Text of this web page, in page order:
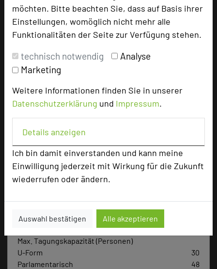
möchten. Bitte beachten Sie, dass auf Basis ihrer
Einstellungen, womöglich nicht mehr alle
Funktionalitäten der Seite zur Verfügung stehen.
technisch notwendig
Analyse
Marketing
Weitere Informationen finden Sie in unserer
Datenschutzerklärung und Impressum.
Details anzeigen
Ich bin damit einverstanden und kann meine
Einwilligung jederzeit mit Wirkung für die Zukunft
wiederrufen oder ändern.
Auswahl bestätigen Alle akzeptieren
zur Tagungsanfrage hinzufügen add_circle
Bewertung
Tagungsplaner
Tagungsleiter
Tagungsteilnehmer
Hotel bewerten
Max. Tagungskapazität (Personen)
U-Form
30
Parlamentarisch
48